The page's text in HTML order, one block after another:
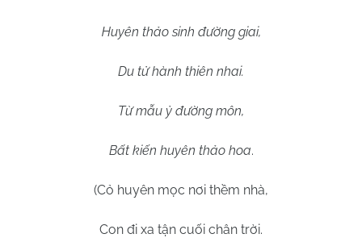
Huyên thảo sinh đường giai,
Du tử hành thiên nhai.
Từ mẫu ỷ đường môn,
Bất kiến huyên thảo hoa.
(Cỏ huyên mọc nơi thềm nhà,
Con đi xa tận cuối chân trời.